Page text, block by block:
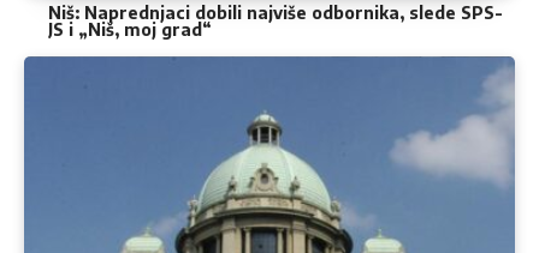
Niš: Naprednjaci dobili najviše odbornika, slede SPS-
JS i „Niš, moj grad“